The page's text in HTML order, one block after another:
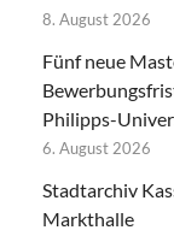
8. August 2026
Fünf neue
Philipps-
6. August 2026
Stadtarchiv
Markthalle